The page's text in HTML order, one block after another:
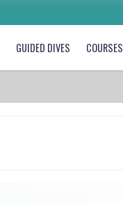
GUIDED DIVES COURSES